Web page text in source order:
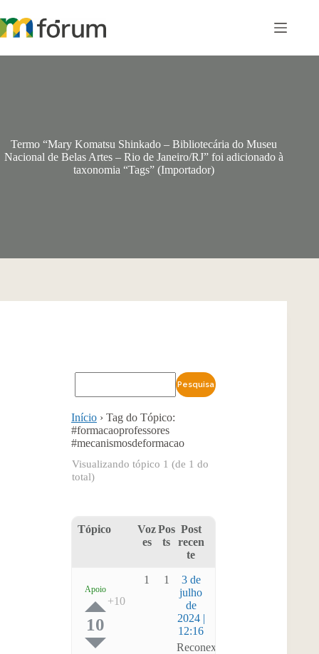
para
o
Termo “Mary Komatsu Shinkado – Bibliotecária do Museu
Nacional de Belas Artes – Rio de Janeiro/RJ” foi adicionado à
taxonomia “Tags” (Importador)
Início › Tag do Tópico:
#formacaoprofessores
#mecanismosdeformacao
Visualizando tópico 1 (de 1 do
total)
Tópico
Voz
es
Pos
ts
Post
recen
te
Apoio
10
1 1
3 de
julho
de
2024 |
12:16
Reconexoes Pernambuco